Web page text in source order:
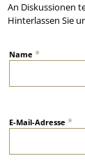
An Diskussionen
Hinterlassen Sie
Name*
E-Mail-Adresse*